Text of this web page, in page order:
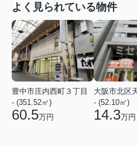
よく見られている物件
豊中市庄内西町３丁目
- (351.52㎡)
60.5万円
- (52.10㎡)
14.3万円